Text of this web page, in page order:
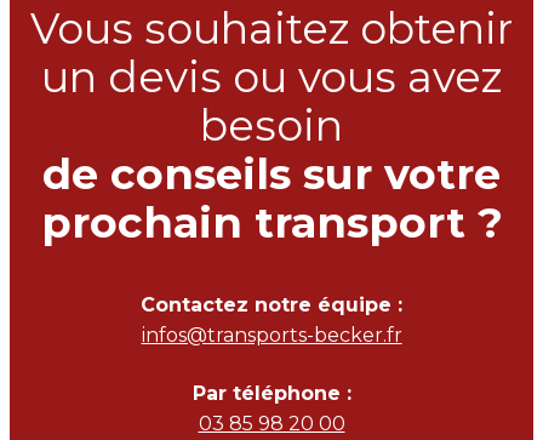
Vous souhaitez obtenir
un devis ou vous avez
besoin
de conseils sur votre
prochain transport ?
Contactez notre équipe :
infos@transports-becker.fr
Par téléphone :
03 85 98 20 00